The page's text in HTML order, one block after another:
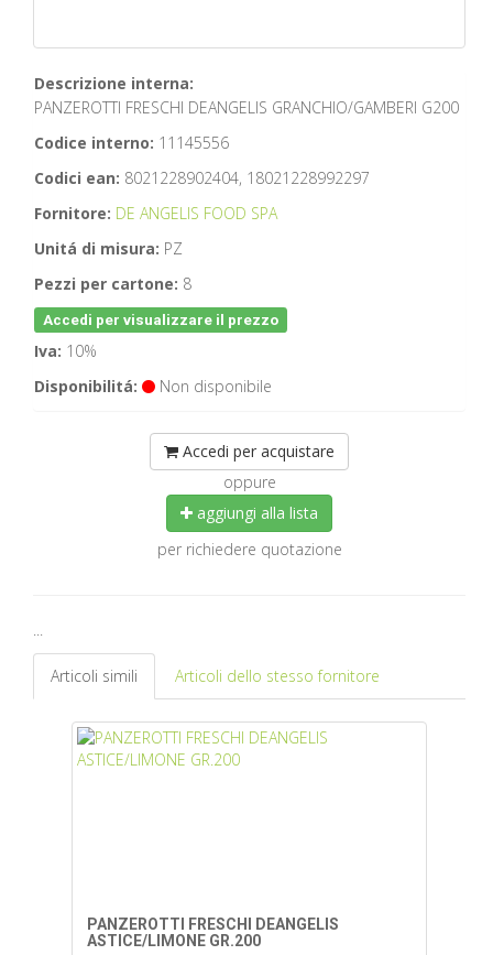
Descrizione interna:
PANZEROTTI FRESCHI DEANGELIS GRANCHIO/GAMBERI G200
Codice interno: 11145556
Codici ean: 8021228902404, 18021228992297
Fornitore: DE ANGELIS FOOD SPA
Unitá di misura: PZ
Pezzi per cartone: 8
Accedi per visualizzare il prezzo
Iva: 10%
Disponibilitá:
Non disponibile
Accedi per acquistare
oppure
aggiungi alla lista
per richiedere quotazione
...
Articoli simili Articoli dello stesso fornitore
PANZEROTTI FRESCHI DEANGELIS
ASTICE/LIMONE GR.200